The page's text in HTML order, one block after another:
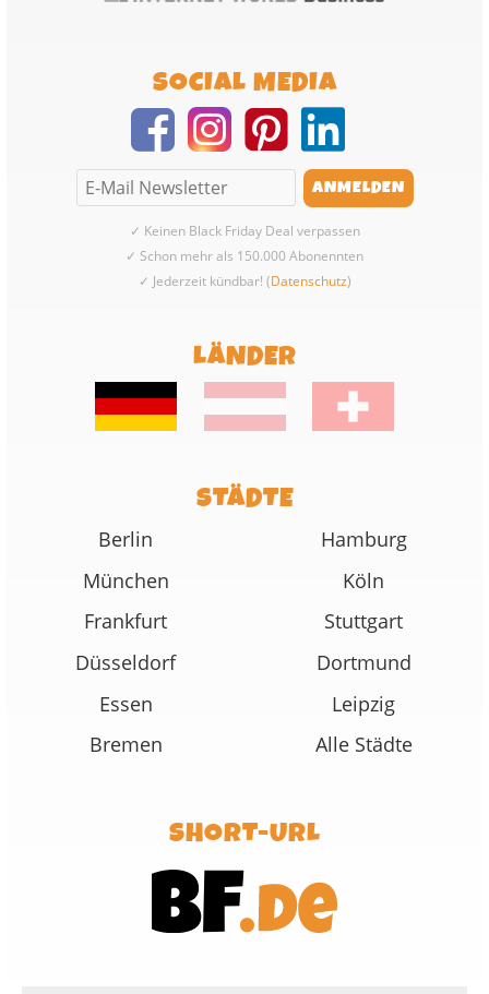
SOCIAL MEDIA
✓ Keinen Black Friday Deal verpassen
✓ Schon mehr als 150.000 Abonennten
✓ Jederzeit kündbar! (Datenschutz)
LÄNDER
STÄDTE
Berlin
Hamburg
München
Köln
Frankfurt
Stuttgart
Düsseldorf
Dortmund
Essen
Leipzig
Bremen
Alle Städte
SHORT-URL